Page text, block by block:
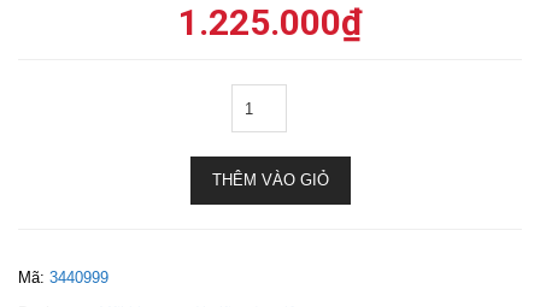
1.225.000₫
THÊM VÀO GIỎ
Mã: 3440999